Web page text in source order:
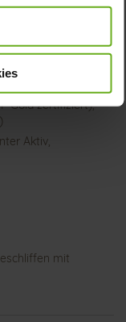
(Tencel),
Gold zertifiziert),
Aktiv,
mit